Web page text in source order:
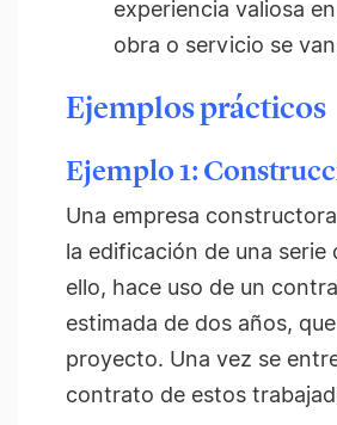
experiencia valiosa
obra o servicio se
Ejemplos prácticos
Ejemplo 1:
Una empresa
la edificación de una
ello, hace uso de un
estimada de dos años,
proyecto. Una vez se
contrato de estos